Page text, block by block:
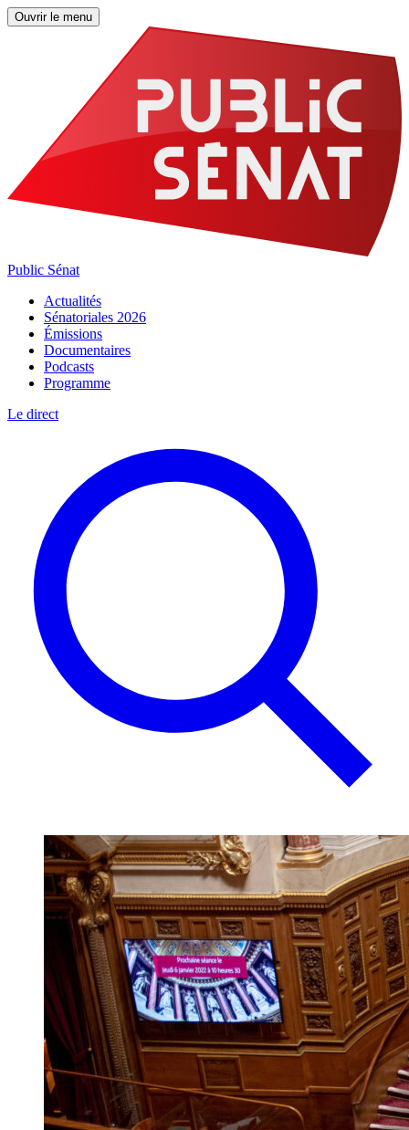
Ouvrir le menu
Public Sénat
Actualités
Sénatoriales 2026
Émissions
Documentaires
Podcasts
Programme
Le direct